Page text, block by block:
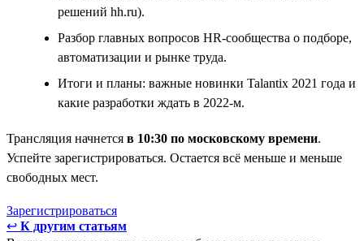
решений hh.ru).
Разбор главных вопросов HR-сообщества о подборе,
автоматизации и рынке труда.
Итоги и планы: важные новинки Talantix 2021 года и
какие разработки ждать в 2022-м.
Трансляция начнется в 10:30 по московскому времени.
Успейте зарегистрироваться. Остается всё меньше и меньше
свободных мест.
Зарегистрироваться
↩ К другим статьям